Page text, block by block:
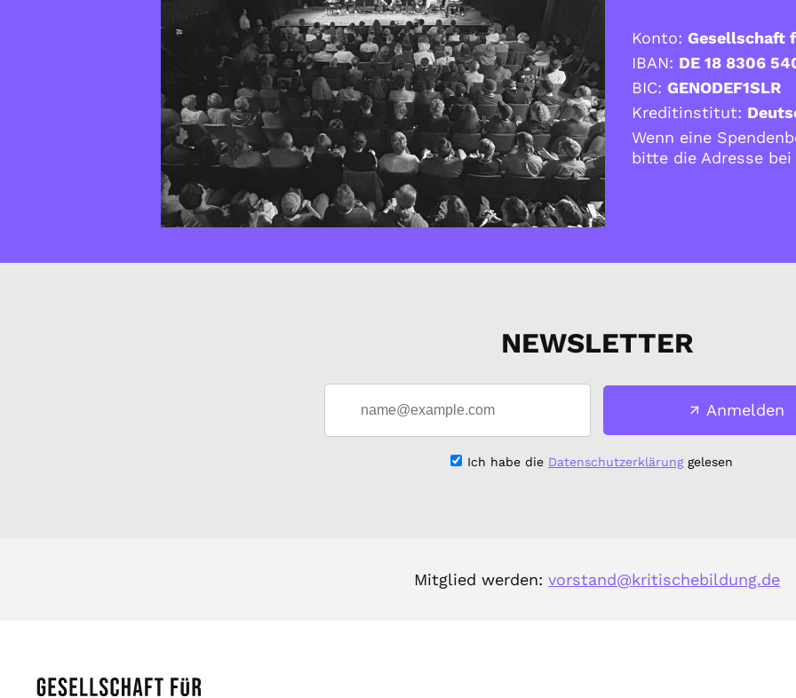
Konto: Gesellschaft
IBAN: DE 18 8306
BIC: GENODEF1SLR
Kreditinstitut:
Wenn eine
bitte die Adresse
NEWSLETTER
Anmelden
Ich habe die Datenschutzerklärunggelesen
Mitglied werden: vorstand@kritischebildung.de